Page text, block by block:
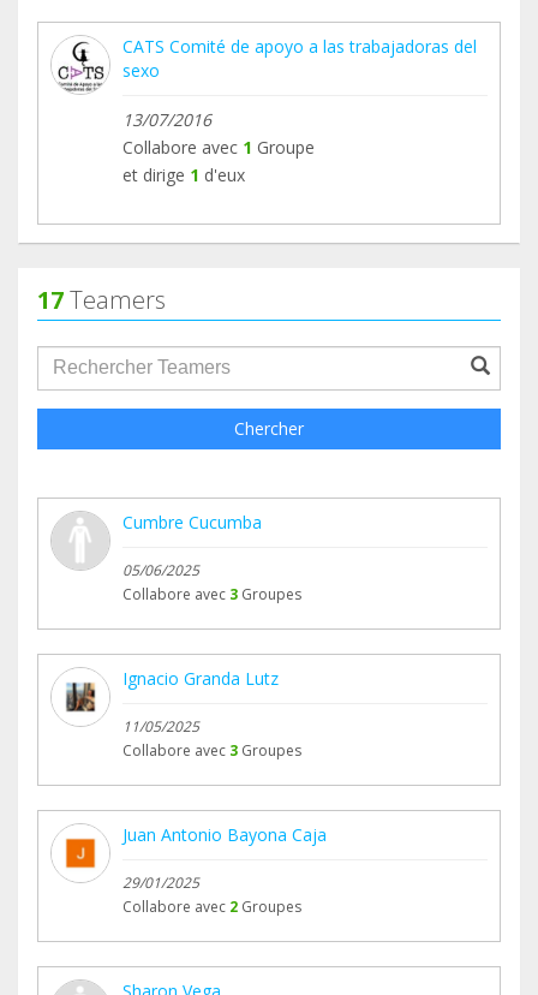
CATS Comité de apoyo a las trabajadoras del
sexo
13/07/2016
Collabore avec 1 Groupe
et dirige 1 d'eux
17Teamers
groupProfile.searchForm.search.text???
Chercher
Cumbre Cucumba
05/06/2025
Collabore avec 3 Groupes
Ignacio Granda Lutz
11/05/2025
Collabore avec 3 Groupes
Juan Antonio Bayona Caja
29/01/2025
Collabore avec 2 Groupes